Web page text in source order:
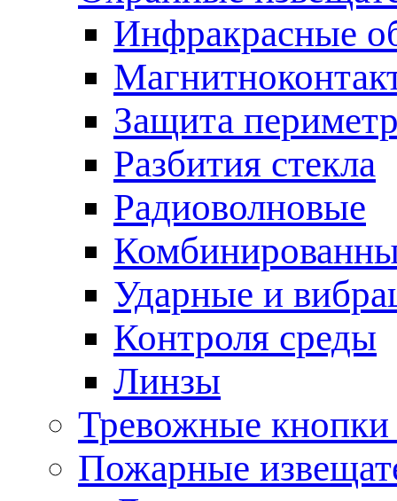
Инфракрасные
Защита
Разбития стекла
Радиоволновые
Ударные и
Контроля среды
Линзы
Тревожные кнопки
Пожарные